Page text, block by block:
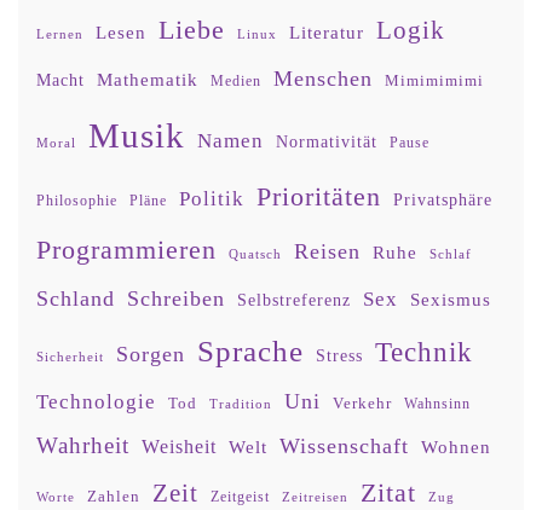
Lernen Lesen Liebe Linux Literatur Logik
Macht Mathematik Medien Menschen Mimimimimi
Moral Musik Namen Normativität Pause
Philosophie Pläne Politik Prioritäten Privatsphäre
Programmieren Quatsch Reisen Ruhe Schlaf
Schland Schreiben Selbstreferenz Sex Sexismus
Sicherheit Sorgen Sprache Stress Technik
Technologie Tod Tradition Uni Verkehr Wahnsinn
Wahrheit Weisheit Welt Wissenschaft Wohnen
Worte Zahlen Zeit Zeitgeist Zeitreisen Zitat Zug